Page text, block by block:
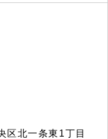
北一条東1丁目